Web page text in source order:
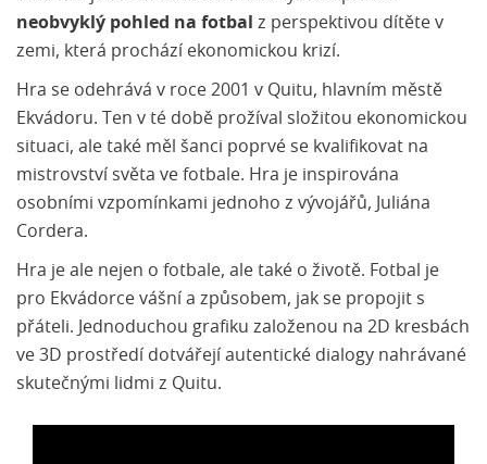
neobvyklý pohled na fotbal
z perspektivou dítěte v
zemi, která prochází ekonomickou krizí.
Hra se odehrává v roce 2001 v Quitu, hlavním městě
Ekvádoru. Ten v té době prožíval složitou ekonomickou
situaci, ale také měl šanci poprvé se kvalifikovat na
mistrovství světa ve fotbale. Hra je inspirována
osobními vzpomínkami jednoho z vývojářů, Juliána
Cordera.
Hra je ale nejen o fotbale, ale také o životě. Fotbal je
pro Ekvádorce vášní a způsobem, jak se propojit s
přáteli. Jednoduchou grafiku založenou na 2D kresbách
ve 3D prostředí dotvářejí autentické dialogy nahrávané
skutečnými lidmi z Quitu.